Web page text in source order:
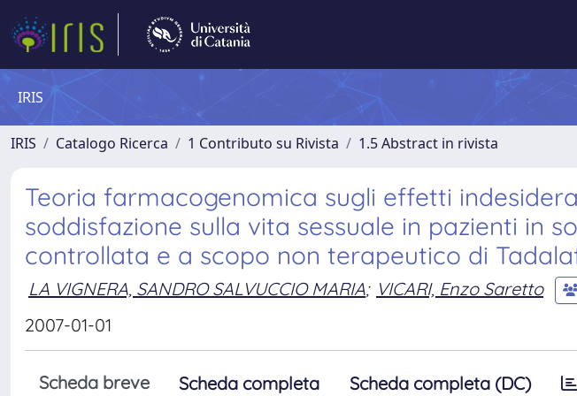
IRIS
IRIS Catalogo Ricerca 1 Contributo su Rivista 1.5 Abstract in rivista
Teoria farmacogenomica sugli effetti
soddisfazione sulla vita sessuale in pazienti in
controllata e a scopo non terapeutico di
LA VIGNERA, SANDRO SALVUCCIO MARIA; VICARI, Enzo Saretto
2007-01-01
Scheda breve Scheda completa Scheda completa (DC)